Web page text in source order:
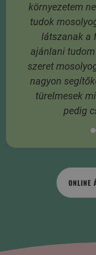
környezetem
tudok
látszanak a
ajánlani
szeret
nagyon
türelmesek
pedig
ONLINE